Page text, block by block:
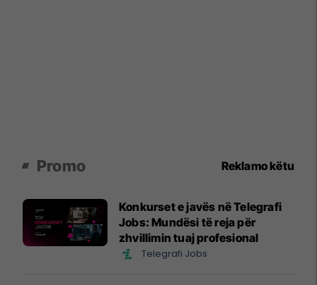
Promo Reklamo këtu
Konkurset e javës në Telegrafi
Jobs: Mundësi të reja për
zhvillimin tuaj profesional
Telegrafi Jobs